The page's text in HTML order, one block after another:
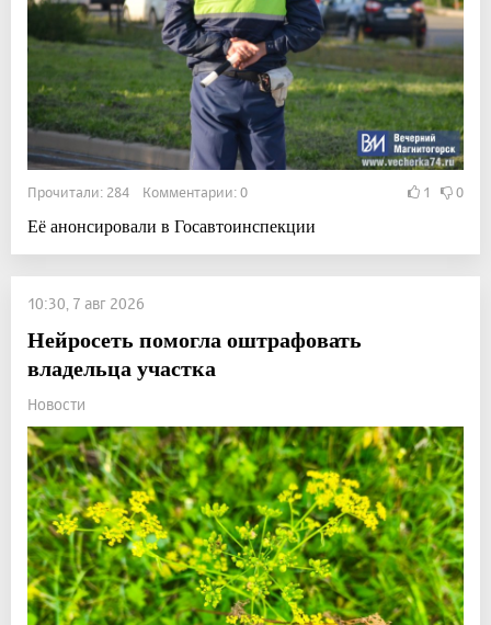
Прочитали: 284 Комментарии: 0 1 0
Её анонсировали в Госавтоинспекции
10:30, 7 авг 2026
Нейросеть помогла оштрафовать
владельца участка
Новости